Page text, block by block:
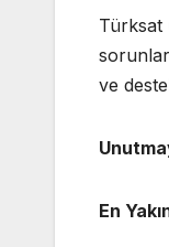
Türksat
ve
En